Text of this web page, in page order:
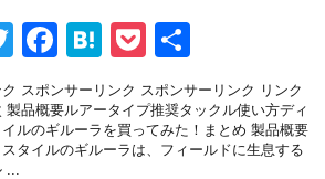
T
wi
tt
er
F
a
c
e
H
at
e
n
P
o
ck
et
有
ク スポンサーリンク スポンサーリンク リンク
製品概要ルアータイプ推奨タックル使い方ディ
イルのギルーラを買ってみた！まとめ 製品概要
タイルのギルーラは、フィールドに生息する